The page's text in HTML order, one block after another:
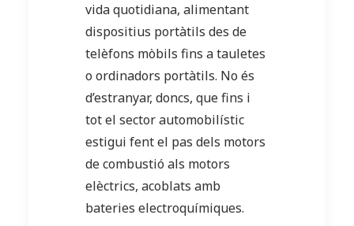
vida quotidiana, alimentant
dispositius portàtils des de
telèfons mòbils fins a tauletes
o ordinadors portàtils. No és
d’estranyar, doncs, que fins i
tot el sector automobilístic
estigui fent el pas dels motors
de combustió als motors
elèctrics, acoblats amb
bateries electroquímiques.